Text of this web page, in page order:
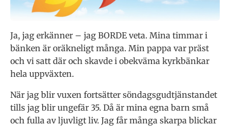
Ja, jag erkänner – jag BORDE veta. Mina timmar i
bänken är oräkneligt många. Min pappa var präst
och vi satt där och skavde i obekväma kyrkbänkar
hela uppväxten.
När jag blir vuxen fortsätter söndagsgudtjänstandet
tills jag blir ungefär 35. Då är mina egna barn små
och fulla av ljuvligt liv. Jag får många skarpa blickar